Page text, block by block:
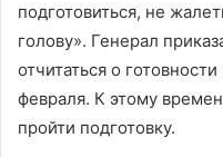
подготовиться, не
голову». Генерал
отчитаться о
февраля. К этому
пройти подготовку.